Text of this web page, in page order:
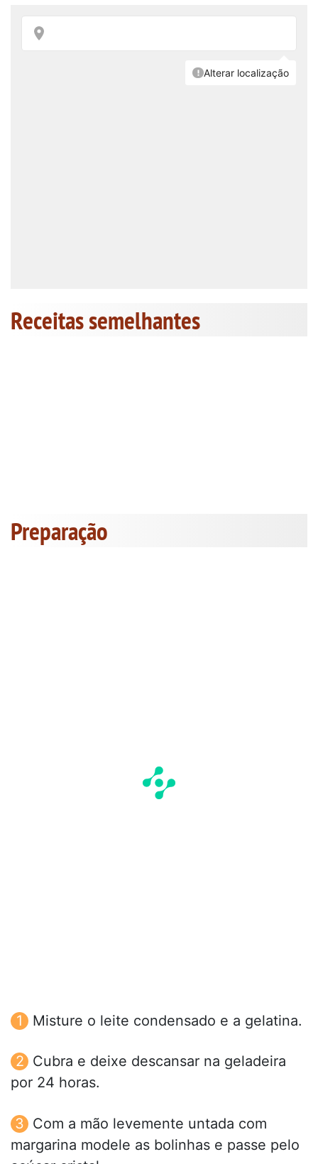
Receitas semelhantes
Preparação
Misture o leite condensado e a gelatina.
Cubra e deixe descansar na geladeira
por 24 horas.
Com a mão levemente untada com
margarina modele as bolinhas e passe pelo